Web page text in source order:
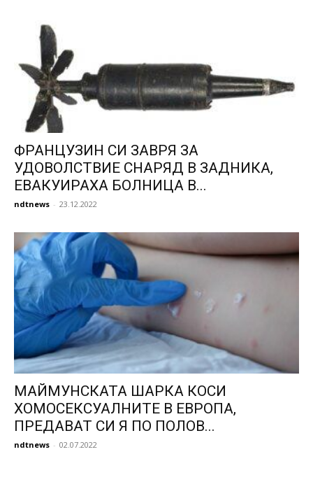
ФРАНЦУЗИН СИ ЗАВРЯ ЗА
УДОВОЛСТВИЕ СНАРЯД В ЗАДНИКА,
ЕВАКУИРАХА БОЛНИЦА В...
ndtnews - 23.12.2022
МАЙМУНСКАТА ШАРКА КОСИ
ХОМОСЕКСУАЛНИТЕ В ЕВРОПА,
ПРЕДАВАТ СИ Я ПО ПОЛОВ...
ndtnews - 02.07.2022